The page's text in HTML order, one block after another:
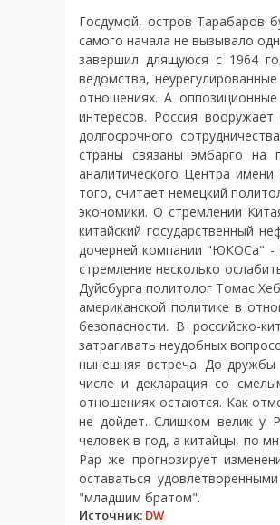
Госдумой, остров Тарабаров
самого начала не вызывало
завершил длящуюся с 1964
ведомства,
отношениях. А
интересов. Россия
долгосрочного
страны связаны эмбарго на
аналитического Центра
того, считает немецкий
экономики. О стремлении
китайский государственный
дочерней компании "ЮКОСа" -
стремление несколько
Дуйсбурга политолог Томас
американской политике в
безопасности. В российско-
затрагивать неудобных
нынешняя встреча. До
числе и декларация со
отношениях остаются. Как
не дойдет. Слишком велик у
человек в год, а китайцы, по
Рар же прогнозирует
оставаться
"младшим братом".
Источник: DW